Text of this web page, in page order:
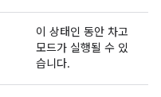
이 상태인 동안 차고
모드가 실행될 수 있
습니다.